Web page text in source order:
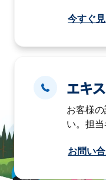
今すぐ
エキ
お客様
い。担
お問い